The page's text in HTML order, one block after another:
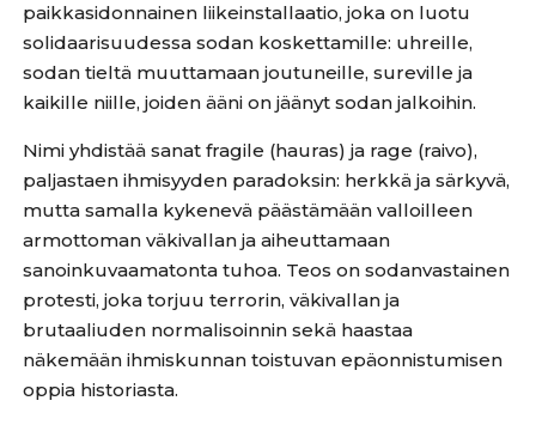
paikkasidonnainen liikeinstallaatio, joka on luotu
solidaarisuudessa sodan koskettamille: uhreille,
sodan tieltä muuttamaan joutuneille, sureville ja
kaikille niille, joiden ääni on jäänyt sodan jalkoihin.
Nimi yhdistää sanat fragile (hauras) ja rage (raivo),
paljastaen ihmisyyden paradoksin: herkkä ja särkyvä,
mutta samalla kykenevä päästämään valloilleen
armottoman väkivallan ja aiheuttamaan
sanoinkuvaamatonta tuhoa. Teos on sodanvastainen
protesti, joka torjuu terrorin, väkivallan ja
brutaaliuden normalisoinnin sekä haastaa
näkemään ihmiskunnan toistuvan epäonnistumisen
oppia historiasta.